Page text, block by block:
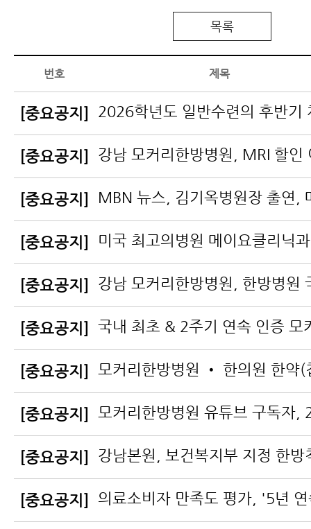
목록
번호 제목
[중요공지]
[중요공지]
[중요공지]
[중요공지]
[중요공지]
[중요공지]
[중요공지]
[중요공지]
[중요공지]
[중요공지]